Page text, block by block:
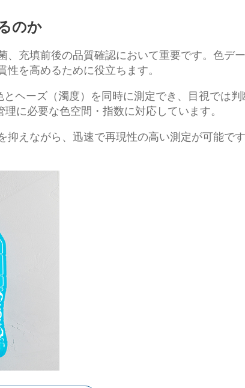
のか
充填前後の品質確認において重要です。色デ
を高めるために役立ちます。
ヘーズ（濁度）を同時に測定でき、目視では
に必要な色空間・指数に対応しています。
えながら、迅速で再現性の高い測定が可能で